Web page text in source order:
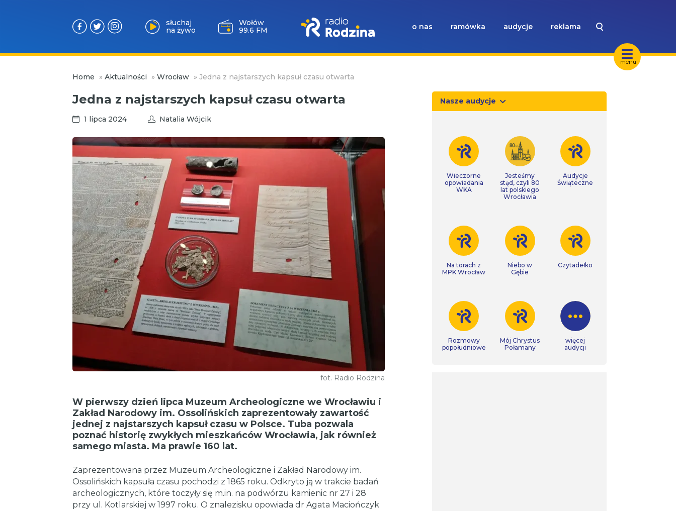
menu
słuchaj
na żywo
Wołów
99.6 FM
o nas ramówka audycje reklama
Home » Aktualności » Wrocław » Jedna z najstarszych kapsuł czasu otwarta
Jedna z najstarszych kapsuł czasu otwarta
1 lipca 2024 Natalia Wójcik
fot. Radio Rodzina
W pierwszy dzień lipca Muzeum Archeologiczne we Wrocławiu i
Zakład Narodowy im. Ossolińskich zaprezentowały zawartość
jednej z najstarszych kapsuł czasu w Polsce. Tuba pozwala
poznać historię zwykłych mieszkańców Wrocławia, jak również
samego miasta. Ma prawie 160 lat.
Zaprezentowana przez Muzeum Archeologiczne i Zakład Narodowy im.
Ossolińskich kapsuła czasu pochodzi z 1865 roku. Odkryto ją w trakcie badań
archeologicznych, które toczyły się m.in. na podwórzu kamienic nr 27 i 28
przy ul. Kotlarskiej w 1997 roku. O znalezisku opowiada dr Agata Maciończyk
Nasze audycje
Wieczorne
opowiadania
WKA
Jesteśmy
stąd, czyli 80
lat polskiego
Wrocławia
Audycje
Świąteczne
Na torach z
MPK Wrocław
Niebo w
Gębie
Czytadełko
Rozmowy
popołudniowe
Mój Chrystus
Połamany
więcej
audycji